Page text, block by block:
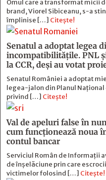
Omul care a transformat micii
brand, Viorel Sibiceanu, s-a
împlinise […] Citește!
Senatul a adoptat legea
incompatibilitățile. PNL
la CCR, deși au votat
Senatul României a adoptat
legea-jalon din Planul Național
privind […] Citește!
Val de apeluri false în
cum funcționează noua
contul bancar
Serviciul Român de Informații
de înșelăciune prin care
victimelor folosind […] Citește!